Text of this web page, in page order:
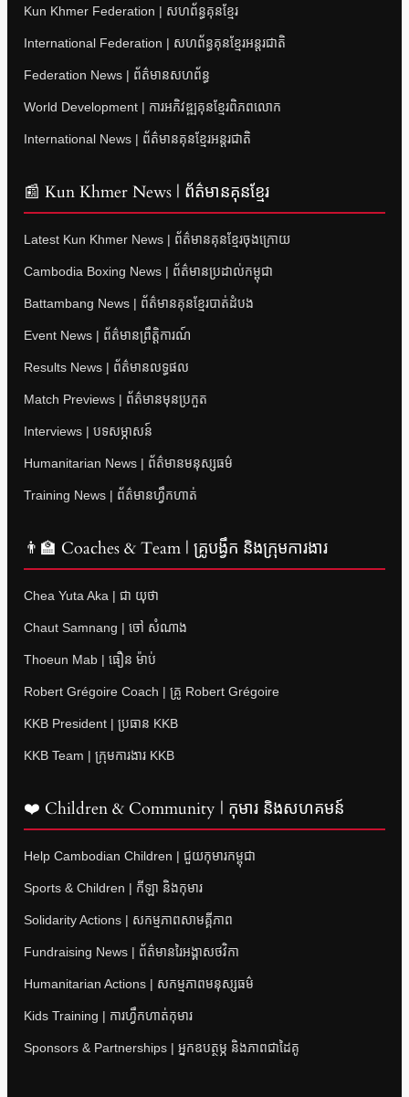
Kun Khmer Federation | សហព័ន្ធគុនខ្មែរ
International Federation | សហព័ន្ធគុនខ្មែរអន្តរជាតិ
Federation News | ព័ត៌មានសហព័ន្ធ
World Development | ការអភិវឌ្ឍគុនខ្មែរពិភពលោក
International News | ព័ត៌មានគុនខ្មែរអន្តរជាតិ
📰 Kun Khmer News | ព័ត៌មានគុនខ្មែរ
Latest Kun Khmer News | ព័ត៌មានគុនខ្មែរចុងក្រោយ
Cambodia Boxing News | ព័ត៌មានប្រដាល់កម្ពុជា
Battambang News | ព័ត៌មានគុនខ្មែរបាត់ដំបង
Event News | ព័ត៌មានព្រឹត្តិការណ៍
Results News | ព័ត៌មានលទ្ធផល
Match Previews | ព័ត៌មានមុនប្រកួត
Interviews | បទសម្ភាសន៍
Humanitarian News | ព័ត៌មានមនុស្សធម៌
Training News | ព័ត៌មានហ្វឹកហាត់
👨‍🏫 Coaches & Team | គ្រូបង្វឹក និងក្រុមការងារ
Chea Yuta Aka | ជា យុថា
Chaut Samnang | ចៅ សំណាង
Thoeun Mab | ធឿន ម៉ាប់
Robert Grégoire Coach | គ្រូ Robert Grégoire
KKB President | ប្រធាន KKB
KKB Team | ក្រុមការងារ KKB
❤️ Children & Community | កុមារ និងសហគមន៍
Help Cambodian Children | ជួយកុមារកម្ពុជា
Sports & Children | កីឡា និងកុមារ
Solidarity Actions | សកម្មភាពសាមគ្គីភាព
Fundraising News | ព័ត៌មានរៃអង្គាសថវិកា
Humanitarian Actions | សកម្មភាពមនុស្សធម៌
Kids Training | ការហ្វឹកហាត់កុមារ
Sponsors & Partnerships | អ្នកឧបត្ថម្ភ និងភាពជាដៃគូ